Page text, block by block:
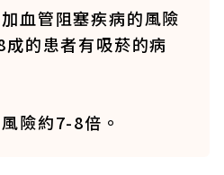
血管阻塞疾病的風險
的患者有吸菸的病
險約7-8倍。